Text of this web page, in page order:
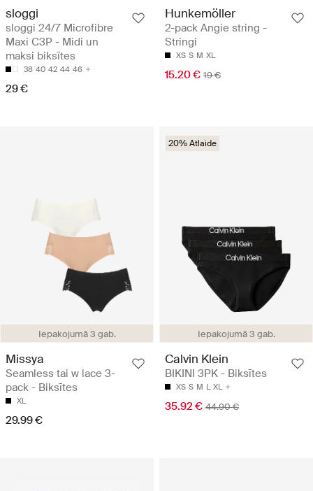
sloggi
sloggi 24/7 Microfibre
Maxi C3P - Midi un
maksi biksītes
38 40 42 44 46
29 €
Hunkemöller
2-pack Angie string -
Stringi
XS S M XL
15.20 € 19 €
Iepakojumā 3 gab.
Missya
Seamless tai w lace 3-
pack - Biksītes
XL
29.99 €
Iepakojumā 3 gab.
20% Atlaide
Calvin Klein
BIKINI 3PK - Biksītes
XS S M L XL
35.92 € 44.90 €